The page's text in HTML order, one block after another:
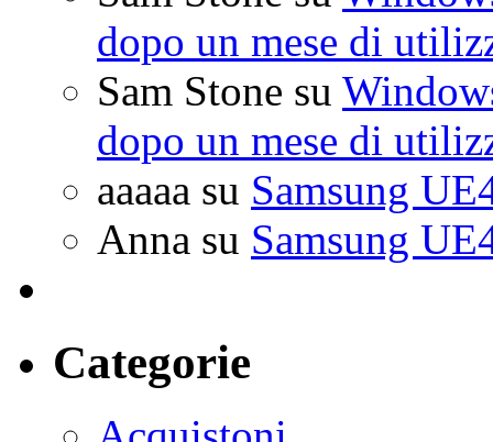
dopo un mese di
Sam Stone su
dopo un mese di
aaaaa su Samsung
Anna su Samsung
Categorie